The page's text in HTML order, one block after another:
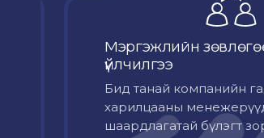
Мэргэжлийн
үйлчилгээ
Бид танай компанийн
харилцааны
шаардлагатай бүлэгт